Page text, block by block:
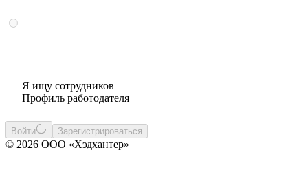
Я ищу сотрудников
Профиль работодателя
Войти Зарегистрироваться
© 2026 ООО «Хэдхантер»